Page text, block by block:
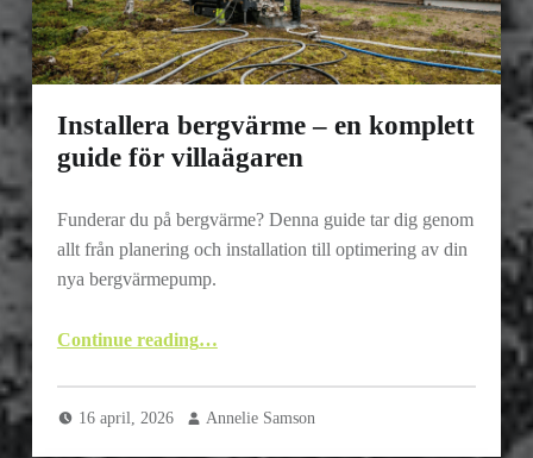
Installera bergvärme – en komplett
guide för villaägaren
Funderar du på bergvärme? Denna guide tar dig genom
allt från planering och installation till optimering av din
nya bergvärmepump.
Continue reading“Installera bergvärme – en komplett guide för villaägaren”
…
16 april, 2026 Annelie Samson